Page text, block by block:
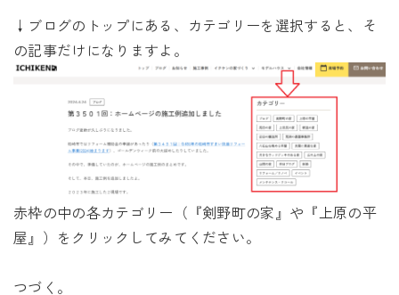
↓ブログのトップにある、カテゴリーを選択すると、そ
の記事だけになりますよ。
赤枠の中の各カテゴリー（『剣野町の家』や『上原の平
屋』）をクリックしてみてください。
つづく。